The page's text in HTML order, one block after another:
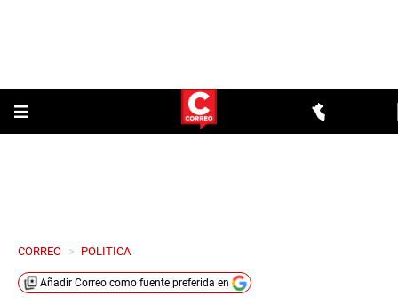
CORREO > POLITICA
Añadir Correo como fuente preferida en